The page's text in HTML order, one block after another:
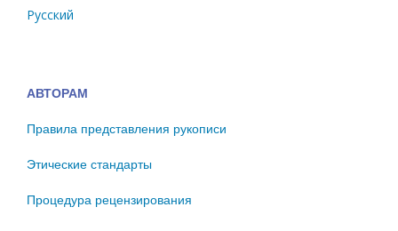
Русский
АВТОРАМ
Правила представления рукописи
Этические стандарты
Процедура рецензирования